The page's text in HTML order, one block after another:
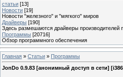
статьи [13]
Новости [19]
Новости "железного" и "мягкого" миров
Драйверы [190]
Здесь размешаются драйверы производителей
Программы [20716]
Обзор программного обеспечения
Главная » Статьи » Программы
JonDo 0.9.83 [анонимный доступ в сети]